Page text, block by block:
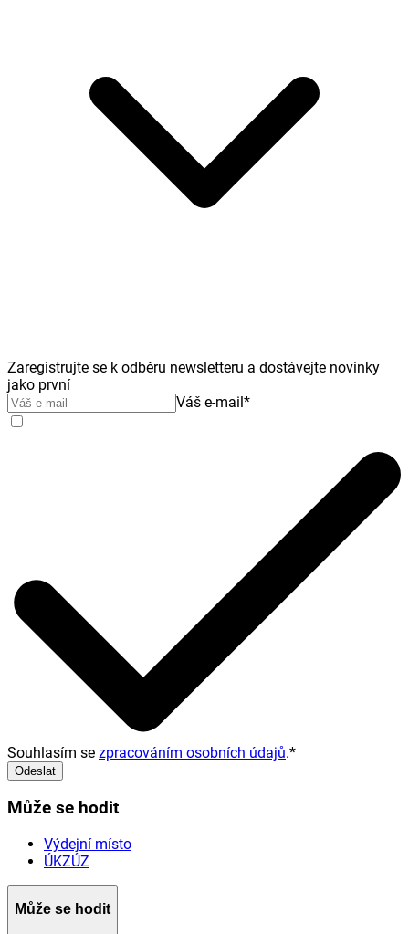
Zaregistrujte se k odběru newsletteru a dostávejte novinky
jako první
Váš e-mail*
Souhlasím se zpracováním osobních údajů.*
Odeslat
Může se hodit
Výdejní místo
ÚKZÚZ
Může se hodit